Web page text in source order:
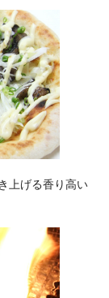
上げる香り高い